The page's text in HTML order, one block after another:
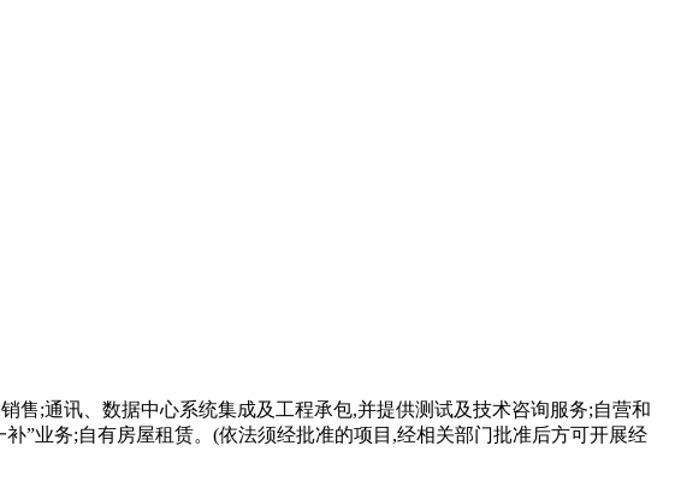
售;通讯、数据中心系统集成及工程承包,并提供测试及技术咨询服务;自营和
”业务;自有房屋租赁。(依法须经批准的项目,经相关部门批准后方可开展经